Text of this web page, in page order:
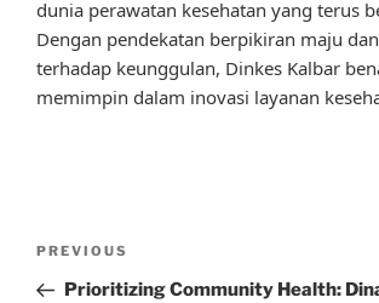
dunia perawatan kesehatan yang terus
Dengan pendekatan berpikiran maju
terhadap keunggulan, Dinkes Kalbar
memimpin dalam inovasi layanan
Previous
Post
PREVIOUS
Prioritizing Community Health: